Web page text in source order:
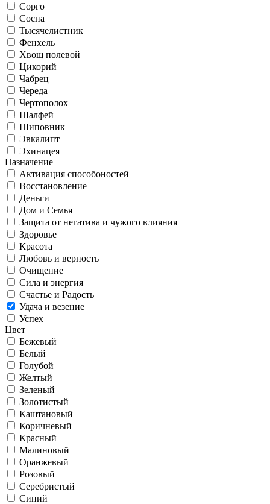
Сорго
Сосна
Тысячелистник
Фенхель
Хвощ полевой
Цикорий
Чабрец
Череда
Чертополох
Шалфей
Шиповник
Эвкалипт
Эхинацея
Назначение
Активация способоностей
Восстановление
Деньги
Дом и Семья
Защита от негатива и чужого влияния
Здоровье
Красота
Любовь и верность
Очищение
Сила и энергия
Счастье и Радость
Удача и везение
Успех
Цвет
Бежевый
Белый
Голубой
Желтый
Зеленый
Золотистый
Каштановый
Коричневый
Красный
Малиновый
Оранжевый
Розовый
Серебристый
Синий